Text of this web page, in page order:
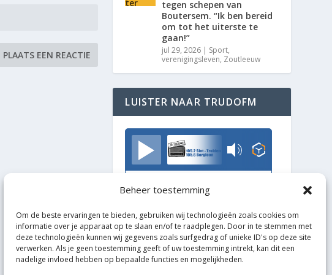
Beheer toestemming
Om de beste ervaringen te bieden, gebruiken wij technologieën zoals cookies om
informatie over je apparaat op te slaan en/of te raadplegen. Door in te stemmen met
deze technologieën kunnen wij gegevens zoals surfgedrag of unieke ID's op deze site
verwerken. Als je geen toestemming geeft of uw toestemming intrekt, kan dit een
nadelige invloed hebben op bepaalde functies en mogelijkheden.
tegen schepen van
Boutersem. “Ik ben bereid
om tot het uiterste te
gaan!”
jul 29, 2026 | Sport,
verenigingsleven, Zoutleeuw
LUISTER NAAR TRUDOFM
TrudoFM